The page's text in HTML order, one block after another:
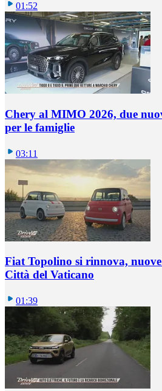
01:52
Chery al MIMO 2026, due
per le famiglie
03:11
Fiat Topolino si rinnova, nuove
Città del Vaticano
01:39